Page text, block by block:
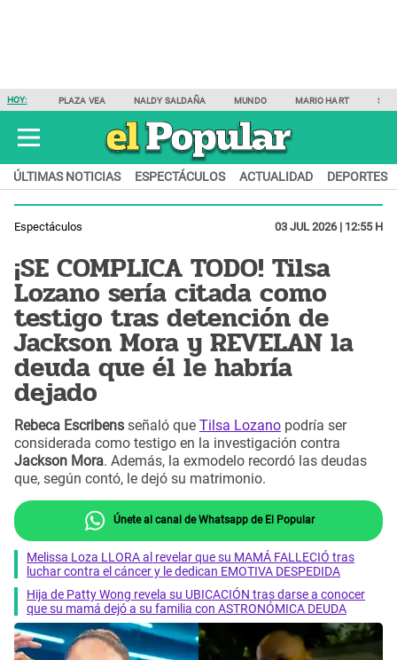
HOY: PLAZA VEA NALDY SALDAÑA MUNDO MARIO HART
ÚLTIMAS NOTICIAS ESPECTÁCULOS ACTUALIDAD DEPORTES
Espectáculos 03 JUL 2026 | 12:55 H
¡SE COMPLICA TODO! Tilsa
Lozano sería citada como
testigo tras detención de
Jackson Mora y REVELAN la
deuda que él le habría
dejado
Rebeca Escribens señaló que Tilsa Lozano podría ser
considerada como testigo en la investigación contra
Jackson Mora. Además, la exmodelo recordó las deudas
que, según contó, le dejó su matrimonio.
Únete al canal de Whatsapp de El Popular
Melissa Loza LLORA al revelar que su MAMÁ FALLECIÓ tras
luchar contra el cáncer y le dedican EMOTIVA DESPEDIDA
Hija de Patty Wong revela su UBICACIÓN tras darse a conocer
que su mamá dejó a su familia con ASTRONÓMICA DEUDA